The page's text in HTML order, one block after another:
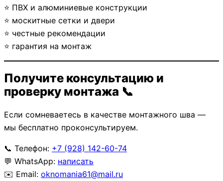
⭐ ПВХ и алюминиевые конструкции
⭐ москитные сетки и двери
⭐ честные рекомендации
⭐ гарантия на монтаж
Получите консультацию и
проверку монтажа 📞
Если сомневаетесь в качестве монтажного шва —
мы бесплатно проконсультируем.
📞 Телефон: +7 (928) 142-60-74
💬 WhatsApp: написать
✉️ Email: oknomania61@mail.ru